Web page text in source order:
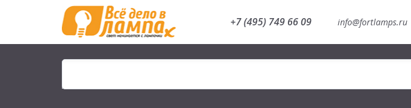
+7 (495) 749 66 09 info@fortlamps.ru